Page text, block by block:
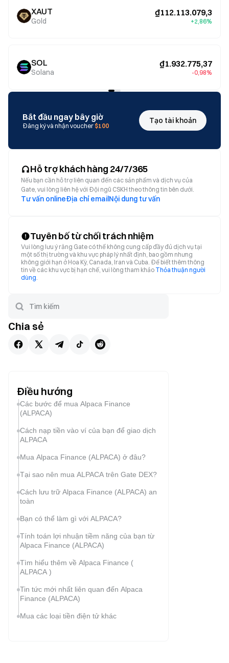
XAUT
Gold
₫112.113.079,3
+2,86%
SOL
Solana
₫1.932.775,37
-0,98%
Bắt đầu ngay bây giờ
Đăng ký và nhận voucher $100
Tạo tài khoản
Hỗ trợ khách hàng 24/7/365
Nếu bạn cần hỗ trợ liên quan đến các sản phẩm và dịch vụ của
Gate, vui lòng liên hệ với Đội ngũ CSKH theo thông tin bên dưới.
Tư vấn onlineĐịa chỉ email Nội dung tư vấn
Tuyên bố từ chối trách nhiệm
Vui lòng lưu ý rằng Gate có thể không cung cấp đầy đủ dịch vụ tại
một số thị trường và khu vực pháp lý nhất định, bao gồm nhưng
không giới hạn ở Hoa Kỳ, Canada, Iran và Cuba. Để biết thêm thông
tin về các khu vực bị hạn chế, vui lòng tham khảo Thỏa thuận người
dùng.
Chia sẻ
Điều hướng
Các bước để mua Alpaca Finance
(ALPACA)
Cách nạp tiền vào ví của bạn để giao dịch
ALPACA
Mua Alpaca Finance (ALPACA) ở đâu?
Tại sao nên mua ALPACA trên Gate DEX?
Cách lưu trữ Alpaca Finance (ALPACA) an
toàn
Bạn có thể làm gì với ALPACA?
Tính toán lợi nhuận tiềm năng của bạn từ
Alpaca Finance (ALPACA)
Tìm hiểu thêm về Alpaca Finance (
ALPACA )
Tin tức mới nhất liên quan đến Alpaca
Finance (ALPACA)
Mua các loại tiền điện tử khác